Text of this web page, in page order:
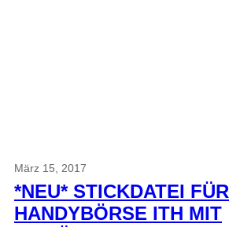
März 15, 2017
*NEU* STICKDATEI FÜR
HANDYBÖRSE ITH MIT